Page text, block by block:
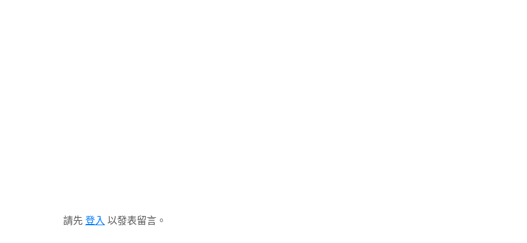
請先 登入 以發表留言。